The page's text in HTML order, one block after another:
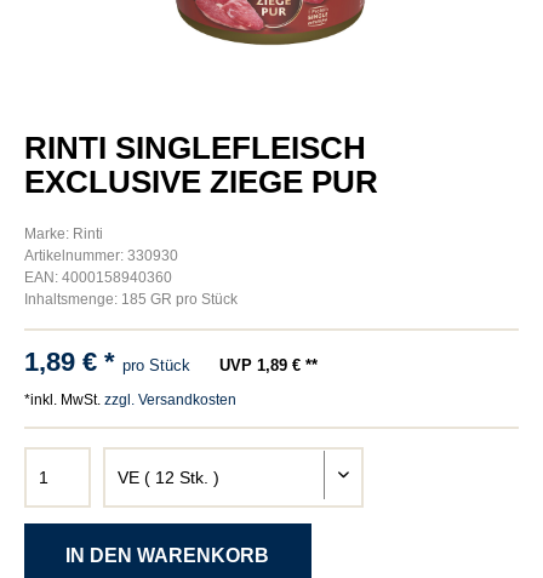
RINTI SINGLEFLEISCH
EXCLUSIVE ZIEGE PUR
Marke: Rinti
Artikelnummer: 330930
EAN: 4000158940360
Inhaltsmenge: 185 GR pro Stück
1,89 € * pro Stück UVP 1,89 € **
*inkl. MwSt. zzgl. Versandkosten